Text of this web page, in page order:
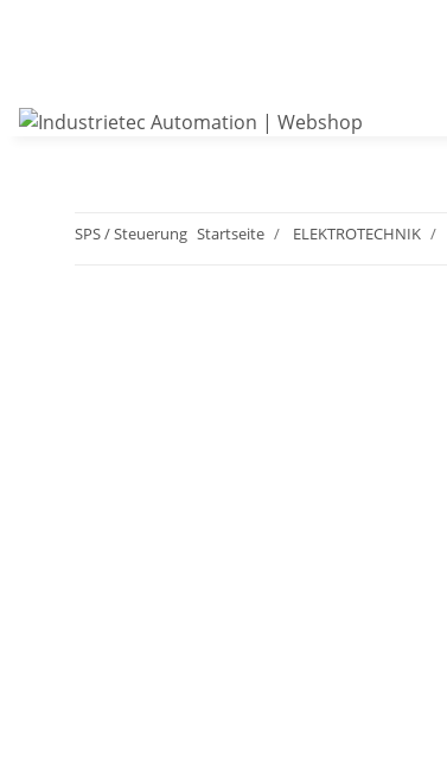
SPS / Steuerung Startseite ELEKTROTECHNIK